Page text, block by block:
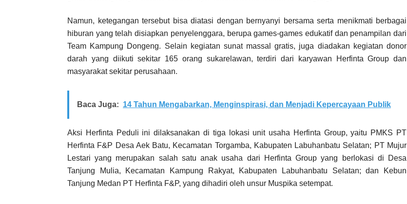
Namun, ketegangan tersebut bisa diatasi dengan bernyanyi bersama serta menikmati berbagai
hiburan yang telah disiapkan penyelenggara, berupa games-games edukatif dan penampilan dari
Team Kampung Dongeng. Selain kegiatan sunat massal gratis, juga diadakan kegiatan donor
darah yang diikuti sekitar 165 orang sukarelawan, terdiri dari karyawan Herfinta Group dan
masyarakat sekitar perusahaan.
Baca Juga: 14 Tahun Mengabarkan, Menginspirasi, dan Menjadi Kepercayaan Publik
Aksi Herfinta Peduli ini dilaksanakan di tiga lokasi unit usaha Herfinta Group, yaitu PMKS PT
Herfinta F&P Desa Aek Batu, Kecamatan Torgamba, Kabupaten Labuhanbatu Selatan; PT Mujur
Lestari yang merupakan salah satu anak usaha dari Herfinta Group yang berlokasi di Desa
Tanjung Mulia, Kecamatan Kampung Rakyat, Kabupaten Labuhanbatu Selatan; dan Kebun
Tanjung Medan PT Herfinta F&P, yang dihadiri oleh unsur Muspika setempat.